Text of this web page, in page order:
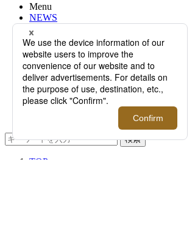
Menu
NEWS
EVENT
FEATURE
RECOMMEND
Q&A
BRAND
FLOOR
RANKING
ONLINE STORE
検索
TOP